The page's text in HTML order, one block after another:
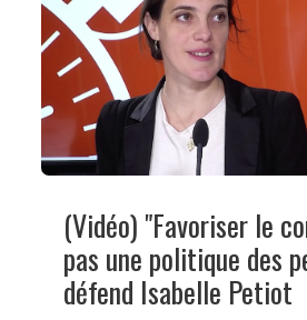
(Vidéo) "Favoriser le
pas une politique des
défend Isabelle Petiot